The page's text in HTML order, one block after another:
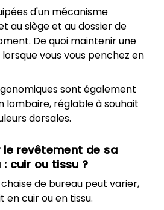
d'un mécanisme
au siège et au dossier de
De quoi maintenir une
vous vous penchez en
sont également
lombaire, réglable à souhait
dorsales.
revêtement de sa
cuir ou tissu ?
de bureau peut varier,
cuir ou en tissu.